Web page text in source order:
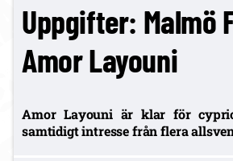
Uppgifter: Malmö
Amor Layouni
Amor Layouni är klar för
samtidigt intresse från flera